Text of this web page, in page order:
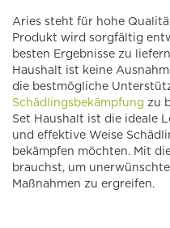
Aries steht für hohe
Produkt wird sorgfältig
besten Ergebnisse zu
Haushalt ist keine
die bestmögliche
Schädlingsbekämpfung zu
Set Haushalt ist die ideale
und effektive Weise
bekämpfen möchten. Mit
brauchst, um
Maßnahmen zu ergreifen.